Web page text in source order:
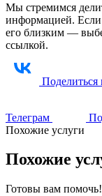
Мы стремимся
информацией. Если
его близким —
ссылкой.
Поделиться
Телеграм
Похожие услуги
Похожие
Готовы вам помочь!